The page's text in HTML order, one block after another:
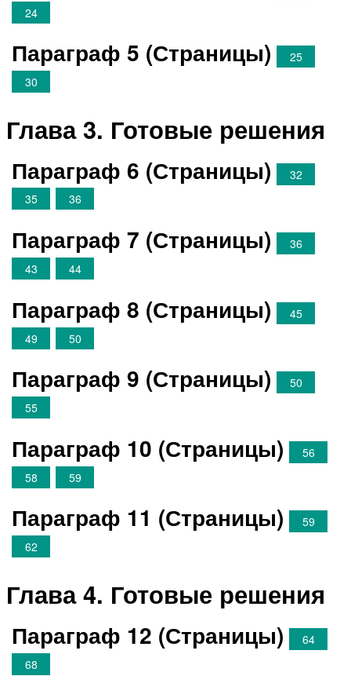
24
Параграф 5 (Страницы)
25
30
Глава 3. Готовые решения
Параграф 6 (Страницы)
32
35
36
Параграф 7 (Страницы)
36
43
44
Параграф 8 (Страницы)
45
49
50
Параграф 9 (Страницы)
50
55
Параграф 10 (Страницы)
56
58
59
Параграф 11 (Страницы)
59
62
Глава 4. Готовые решения
Параграф 12 (Страницы)
64
68